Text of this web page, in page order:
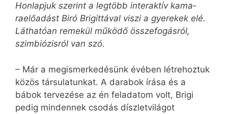
Honlapjuk szerint a legtöbb interaktív kama­
raelőadást Biró Brigittával viszi a gyerekek elé.
Láthatóan remekül működő összefogásról,
szim­biózisról van szó.
– Már a megismerkedésünk évében létrehoztuk
közös társulatunkat. A darabok írása és a
bábok tervezése az én feladatom volt, Brigi
pedig mindennek csodás díszletvilágot